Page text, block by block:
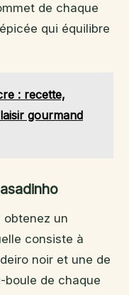
de chaque
qui équilibre
: recette,
gourmand
un
consiste à
noir et une de
boule de chaque